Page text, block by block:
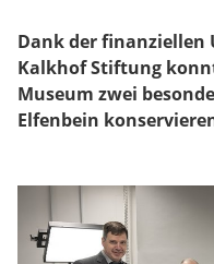
Dank der
Kalkhof Stiftung
Museum zwei
Elfenbein